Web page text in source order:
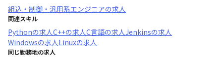
組込・制御・汎用系エンジニアの求人
関連スキル
Pythonの求人C++の求人C言語の求人Jenkinsの求人
Windowsの求人Linuxの求人
同じ勤務地の求人